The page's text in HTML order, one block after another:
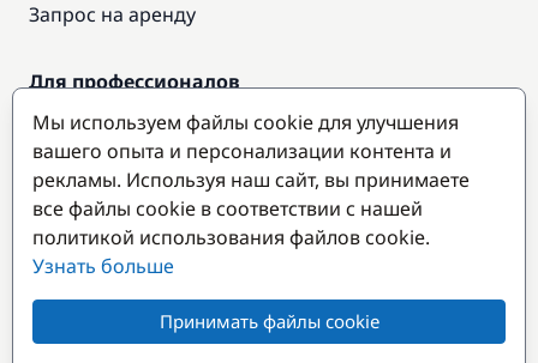
Запрос на аренду
Для профессионалов
Доступ про
Стать партнером
Популярные направления
Мы используем файлы cookie для улучшения
вашего опыта и персонализации контента и
рекламы. Используя наш сайт, вы принимаете
все файлы cookie в соответствии с нашей
политикой использования файлов cookie.
Узнать больше
Принимать файлы cookie